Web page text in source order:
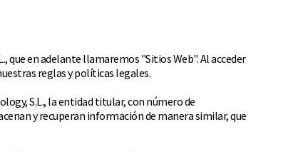
que en adelante llamaremos "Sitios Web". Al acceder
reglas y políticas legales.
S.L., la entidad titular, con número de
y recuperan información de manera similar, que